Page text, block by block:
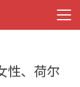
、荷尔